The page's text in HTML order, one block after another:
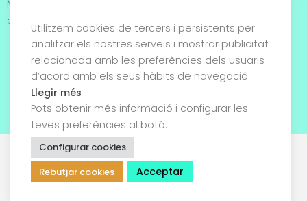
Metges de Tarragona. Tots
els drets reservats
Termes i condicions
Política de cookies
Utilitzem cookies de tercers i persistents per
analitzar els nostres serveis i mostrar publicitat
relacionada amb les preferències dels usuaris
d’acord amb els seus hàbits de navegació.
Llegir més
Pots obtenir més informació i configurar les
teves preferències al botó.
Configurar cookies
Rebutjar cookies
Acceptar